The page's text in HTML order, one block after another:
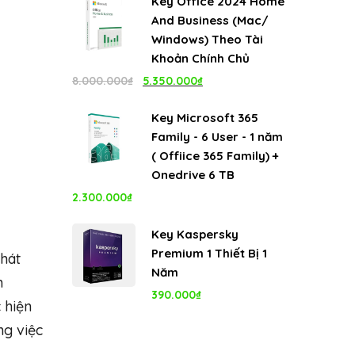
việc
là:
4.999.000₫.
tại
And Business (Mac/
Windows) Theo Tài
Khoản Chính Chủ
8.000.000₫
Giá
là:
8.000.000₫.
5.350.000₫
tại
là:
5.350.000₫.
Key Microsoft 365
Family - 6 User - 1 năm
( Offiice 365 Family) +
Onedrive 6 TB
2.300.000₫
Key Kaspersky
Premium 1 Thiết Bị 1
Năm
390.000₫